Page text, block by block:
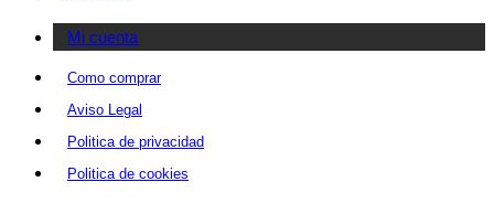
Mi cuenta
Como comprar
Aviso Legal
Politica de privacidad
Politica de cookies